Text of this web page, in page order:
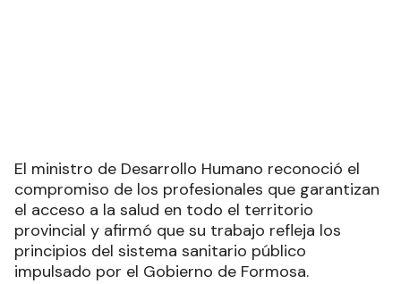
El ministro de Desarrollo Humano reconoció el
compromiso de los profesionales que garantizan
el acceso a la salud en todo el territorio
provincial y afirmó que su trabajo refleja los
principios del sistema sanitario público
impulsado por el Gobierno de Formosa.